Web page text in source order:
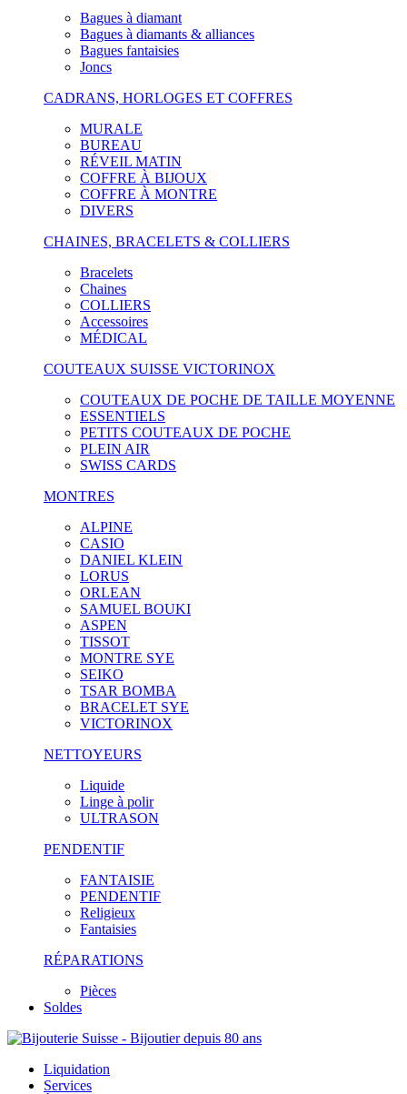
Bagues à diamant
Bagues à diamants & alliances
Bagues fantaisies
Joncs
CADRANS, HORLOGES ET COFFRES
MURALE
BUREAU
RÉVEIL MATIN
COFFRE À BIJOUX
COFFRE À MONTRE
DIVERS
CHAINES, BRACELETS & COLLIERS
Bracelets
Chaines
COLLIERS
Accessoires
MÉDICAL
COUTEAUX SUISSE VICTORINOX
COUTEAUX DE POCHE DE TAILLE MOYENNE
ESSENTIELS
PETITS COUTEAUX DE POCHE
PLEIN AIR
SWISS CARDS
MONTRES
ALPINE
CASIO
DANIEL KLEIN
LORUS
ORLEAN
SAMUEL BOUKI
ASPEN
TISSOT
MONTRE SYE
SEIKO
TSAR BOMBA
BRACELET SYE
VICTORINOX
NETTOYEURS
Liquide
Linge à polir
ULTRASON
PENDENTIF
FANTAISIE
PENDENTIF
Religieux
Fantaisies
RÉPARATIONS
Pièces
Soldes
Liquidation
Services